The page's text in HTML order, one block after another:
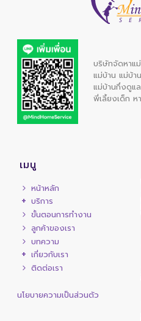
บริษัทจัดหาแ
แม่บ้าน แม่บ้า
แม่บ้านกึ่งดูแ
พี่เลี้ยงเด็ก ห
เมนู
หน้าหลัก
บริการ
ขั้นตอนการทำงาน
ลูกค้าของเรา
บทความ
เกี่ยวกับเรา
ติดต่อเรา
นโยบายความเป็นส่วนตัว